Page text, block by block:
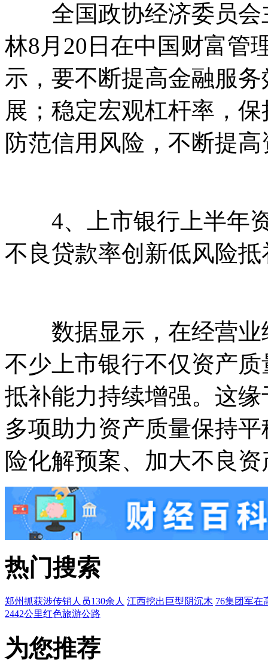
全国政协经济委员会
林8月20日在中国财富管
示，要不断提高金融服
展；稳定宏观杠杆率，
防范信用风险，不断提
4、上市银行上半年资
不良贷款率创新低风险
数据显示，在经营业
不少上市银行不仅资产
抵补能力持续增强。这
多项助力资产质量保持
险化解预案、加大不良
热门搜索
郑州抓获涉传销人员130余人 江西挖出巨型阴沉木 76集团军在
2442公里红色旅游公路
为您推荐